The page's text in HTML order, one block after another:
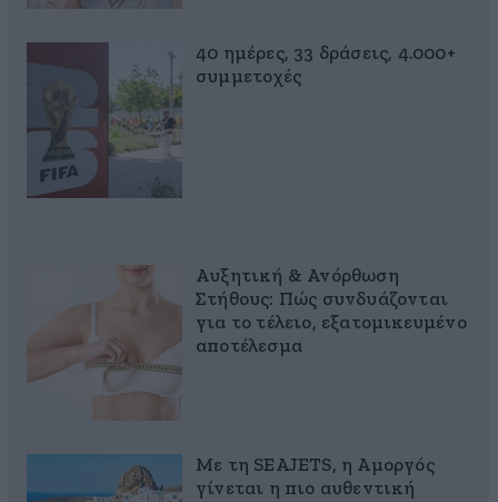
40 ημέρες, 33 δράσεις, 4.000+
συμμετοχές
Αυξητική & Ανόρθωση
Στήθους: Πώς συνδυάζονται
για το τέλειο, εξατομικευμένο
αποτέλεσμα
Με τη SEAJETS, η Αμοργός
γίνεται η πιο αυθεντική